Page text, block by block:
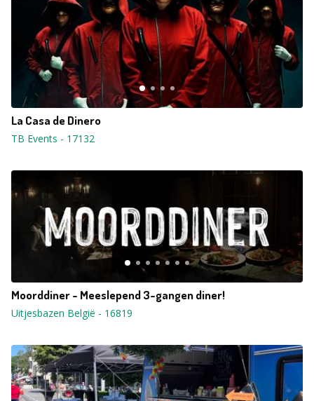
La Casa de Dinero
TB Events - 17132
Moorddiner - Meeslepend 3-gangen diner!
Uitjesbazen België - 16819